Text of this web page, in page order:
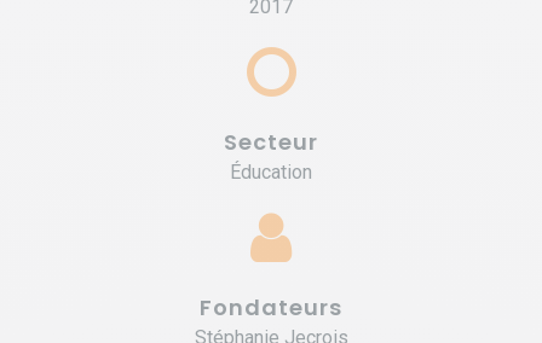
2017
Secteur
Éducation
Fondateurs
Stéphanie Jecrois